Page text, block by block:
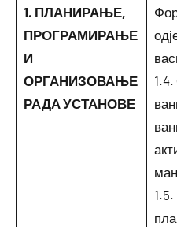
1. ПЛАНИРАЊЕ,
ПРОГРАМИРАЊЕ
И
ОРГАНИЗОВАЊЕ
РАДА УСТАНОВЕ